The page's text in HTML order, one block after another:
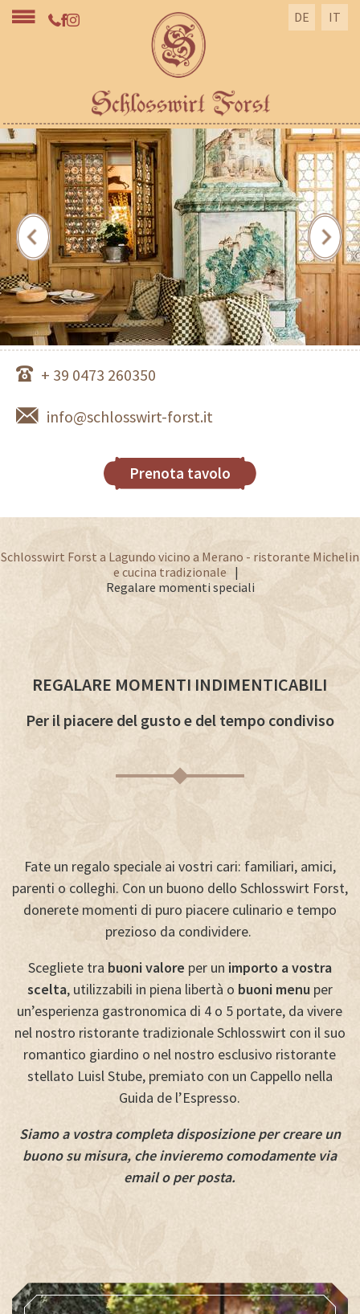
DE IT
+ 39 0473 260350
info@schlosswirt-forst.it
Prenota tavolo
Schlosswirt Forst a Lagundo vicino a Merano - ristorante Michelin
e cucina tradizionale
Regalare momenti speciali
REGALARE MOMENTI INDIMENTICABILI
Per il piacere del gusto e del tempo condiviso
Fate un regalo speciale ai vostri cari: familiari, amici,
parenti o colleghi. Con un buono dello Schlosswirt Forst,
donerete momenti di puro piacere culinario e tempo
prezioso da condividere.
Scegliete tra buoni valore per un importo a vostra
scelta, utilizzabili in piena libertà o buoni menu per
un’esperienza gastronomica di 4 o 5 portate, da vivere
nel nostro ristorante tradizionale Schlosswirt con il suo
romantico giardino o nel nostro esclusivo ristorante
stellato Luisl Stube, premiato con un Cappello nella
Guida de l’Espresso.
Siamo a vostra completa disposizione per creare un
buono su misura, che invieremo comodamente via
email o per posta.